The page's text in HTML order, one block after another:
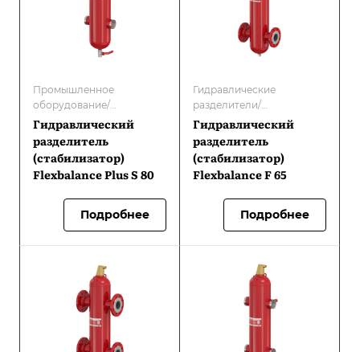
Промышленное
оборудование/
Гидравлические
Оборудование Flamco/
Гидравлические
разделители/
стабилизаторы
Гидравлический
разделитель
(стабилизатор)
Flexbalance Plus S 80
Подробнее
Гидравлические
разделители/
Гидравлические
стабилизаторы
Гидравлический
разделитель
(стабилизатор)
Flexbalance F 65
Подробнее